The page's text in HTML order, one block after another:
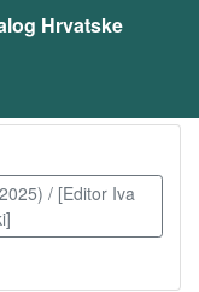
Hrvatske
/ [Editor Iva